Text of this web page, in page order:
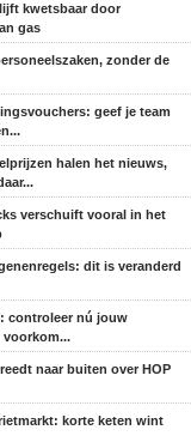
kwetsbaar door
gas
zonder de
geef je team
halen het nieuws,
verschuift vooral in het
dit is veranderd
controleer nú jouw
voorkom...
naar buiten over HOP
korte keten wint